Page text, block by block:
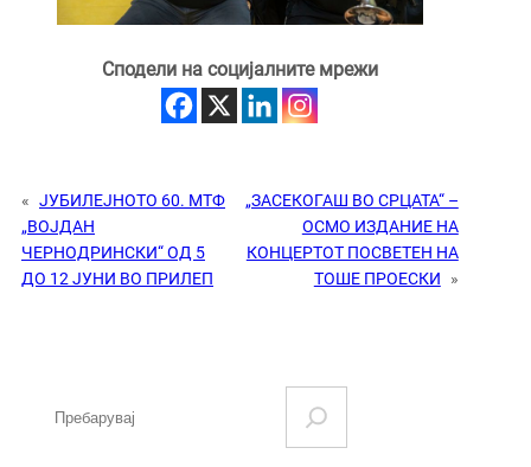
Сподели на социјалните мрежи
« ЈУБИЛЕЈНОТО 60. МТФ
„ВОЈДАН
ЧЕРНОДРИНСКИ“ ОД 5
ДО 12 ЈУНИ ВО ПРИЛЕП
„ЗАСЕКОГАШ ВО СРЦАТА“ –
ОСМО ИЗДАНИЕ НА
КОНЦЕРТОТ ПОСВЕТЕН НА
ТОШЕ ПРОЕСКИ
»